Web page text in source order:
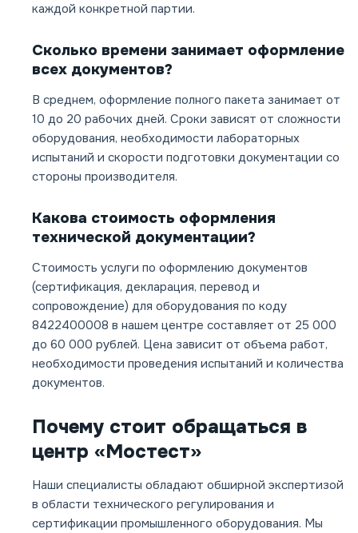
каждой конкретной партии.
Сколько времени занимает оформление
всех документов?
В среднем, оформление полного пакета занимает от
10 до 20 рабочих дней. Сроки зависят от сложности
оборудования, необходимости лабораторных
испытаний и скорости подготовки документации со
стороны производителя.
Какова стоимость оформления
технической документации?
Стоимость услуги по оформлению документов
(сертификация, декларация, перевод и
сопровождение) для оборудования по коду
8422400008 в нашем центре составляет от 25 000
до 60 000 рублей. Цена зависит от объема работ,
необходимости проведения испытаний и количества
документов.
Почему стоит обращаться в
центр «Мостест»
Наши специалисты обладают обширной экспертизой
в области технического регулирования и
сертификации промышленного оборудования. Мы